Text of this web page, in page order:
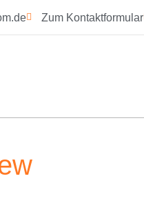
Zum Kontaktformular